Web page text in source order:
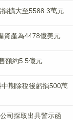
擴大至5588.3萬元
資產為4478億美元
額約5.5億元
中期除稅後虧損500萬
司採取出具警示函